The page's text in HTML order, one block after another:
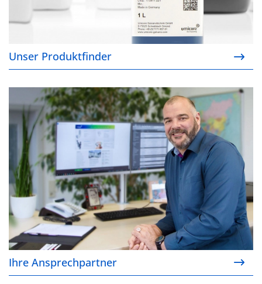
Unser Produktfinder
Ihre Ansprechpartner
Ihre Ansprechpartner